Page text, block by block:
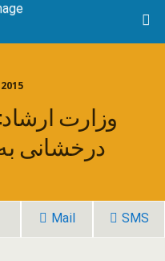
وزارت
درخشانی
Mail SMS